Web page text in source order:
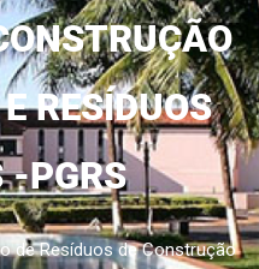
RESÍDUOS
-PGRS
de Resíduos de Construção